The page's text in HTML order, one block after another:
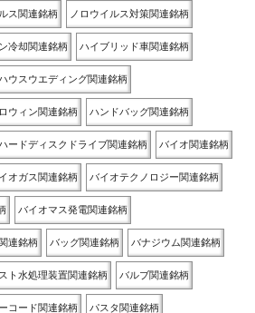
ス関連銘柄 ノロウイルス対策関連銘柄
冷却関連銘柄 ハイブリッド車関連銘柄
ウスウエディング関連銘柄
ウィン関連銘柄 ハンドバッグ関連銘柄
ードディスクドライブ関連銘柄 バイオ関連銘柄
オガス関連銘柄 バイオテクノロジー関連銘柄
バイオマス発電関連銘柄
連銘柄 バッグ関連銘柄 バナジウム関連銘柄
ト水処理装置関連銘柄 バルブ関連銘柄
コード関連銘柄 パスタ関連銘柄